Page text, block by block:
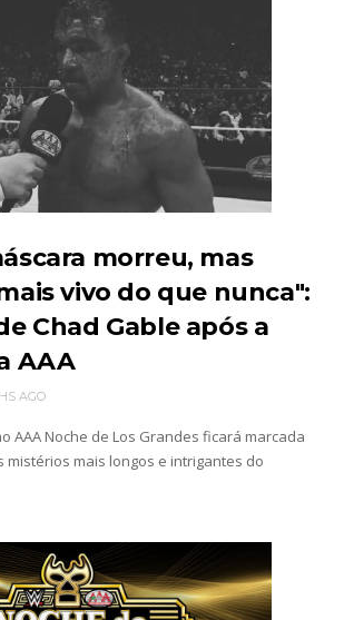
2026 - Sunday
2026
July 30, 2026
Verano De Escándalo 2026 -
No.52
2026 - Saturday
2026
morreu, mas
vivo do que nunca":
Chad Gable após a
AAA
AGO
AAA Noche de Los Grandes ficará marcada
mistérios mais longos e intrigantes do